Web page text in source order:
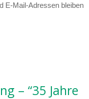
E-Mail-Adressen bleiben
– “35 Jahre